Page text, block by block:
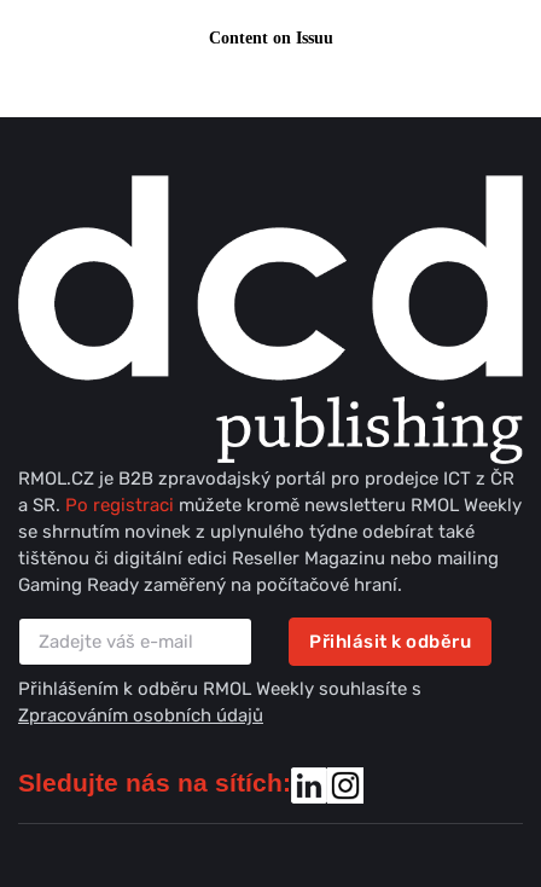
RMOL.CZ je B2B zpravodajský portál pro prodejce ICT z ČR
a SR. Po registraci můžete kromě newsletteru RMOL Weekly
se shrnutím novinek z uplynulého týdne odebírat také
tištěnou či digitální edici Reseller Magazinu nebo mailing
Gaming Ready zaměřený na počítačové hraní.
Přihlásit k odběru
Přihlášením k odběru RMOL Weekly souhlasíte s
Zpracováním osobních údajů
Sledujte nás na sítích: